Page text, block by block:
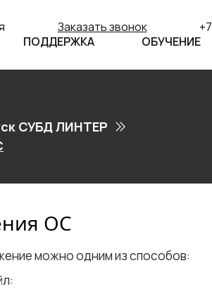
Заказать звонок
ПОДДЕРЖКА ОБУЧЕНИЕ
СУБД ЛИНТЕР
ОС
можно одним из способов: